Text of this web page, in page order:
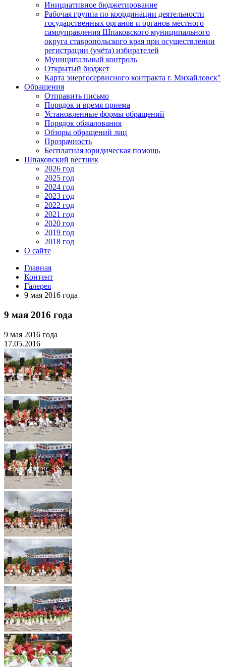
Инициативное бюджетирование
Рабочая группа по координации деятельности
государственных органов и органов местного
самоуправления Шпаковского муниципального
округа ставропольского края при осуществлении
регистрации (учёта) избирателей
Муниципальный контроль
Открытый бюджет
Карта энергосервисного контракта г. Михайловск"
Обращения
Отправить письмо
Порядок и время приема
Установленные формы обращений
Порядок обжалования
Обзоры обращений лиц
Прозрачность
Бесплатная юридическая помощь
Шпаковский вестник
2026 год
2025 год
2024 год
2023 год
2022 год
2021 год
2020 год
2019 год
2018 год
О сайте
Главная
Контент
Галерея
9 мая 2016 года
9 мая 2016 года
9 мая 2016 года
17.05.2016